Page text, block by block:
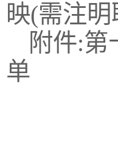
映(需注
附件:
单